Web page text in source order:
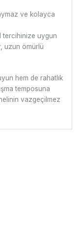
ve kolayca
tercihinize uygun
uzun ömürlü
hem de rahatlık
temposuna
vazgeçilmez